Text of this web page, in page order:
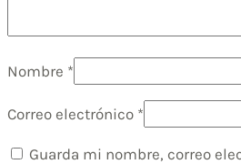
Nombre *
Correo electrónico *
Guarda mi nombre, correo